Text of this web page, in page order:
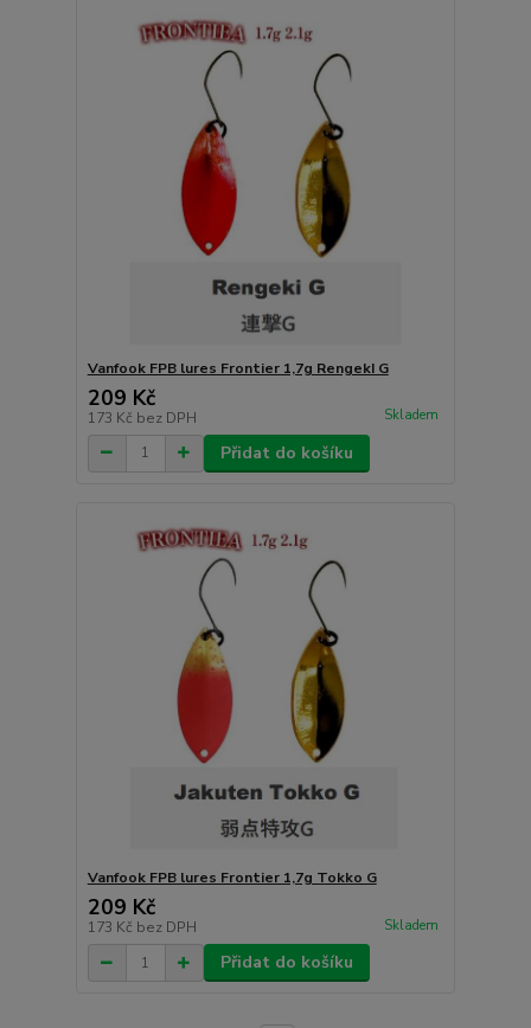
Vanfook FPB lures Frontier 1,7g RengekI G
209 Kč
173 Kč bez DPH Skladem
Přidat do košíku
Vanfook FPB lures Frontier 1,7g Tokko G
209 Kč
173 Kč bez DPH Skladem
Přidat do košíku